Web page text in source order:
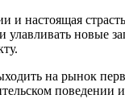
настоящая
улавливать новые
на рынок
поведении